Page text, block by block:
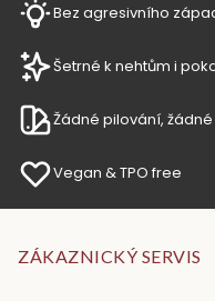
Bez agresivního
Šetrné k nehtům i
Žádné pilování,
Vegan & TPO free
ZÁKAZNICKÝ SERVIS